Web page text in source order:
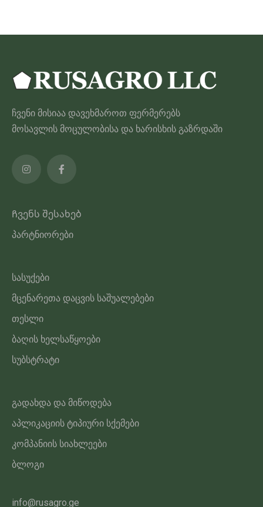
შეიძლება
შეირჩეს
გვერდზე
ჩვენი მისიაა დავეხმაროთ ფერმერებს
მოსავლის მოცულობისა და ხარისხის გაზრდაში
Ჩვენს შესახებ
პარტნიორები
სასუქები
მცენარეთა დაცვის საშუალებები
თესლი
ბაღის ხელსაწყოები
სუბსტრატი
გადახდა და მიწოდება
აპლიკაციის ტიპიური სქემები
კომპანიის სიახლეები
ბლოგი
info@rusagro.ge